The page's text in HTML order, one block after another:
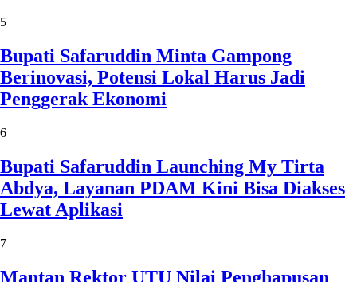
5
Bupati Safaruddin Minta Gampong
Berinovasi, Potensi Lokal Harus Jadi
Penggerak Ekonomi
6
Bupati Safaruddin Launching My Tirta
Abdya, Layanan PDAM Kini Bisa Diakses
Lewat Aplikasi
7
Mantan Rektor UTU Nilai Penghapusan